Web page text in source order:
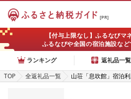
[PR]
【付与上限なし】ふるなびマ
ふるなびや全国の宿泊施設など
ランキング
返礼品一覧
TOP
全返礼品一覧 山荘「息吹館」宿泊